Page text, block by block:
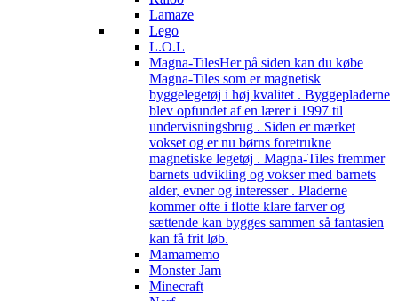
Lamaze
Lego
L.O.L
Magna-TilesHer på siden kan du købe
Magna-Tiles som er magnetisk
byggelegetøj i høj kvalitet . Byggepladerne
blev opfundet af en lærer i 1997 til
undervisningsbrug . Siden er mærket
vokset og er nu børns foretrukne
magnetiske legetøj . Magna-Tiles fremmer
barnets udvikling og vokser med barnets
alder, evner og interesser . Pladerne
kommer ofte i flotte klare farver og
sættende kan bygges sammen så fantasien
kan få frit løb.
Mamamemo
Monster Jam
Minecraft